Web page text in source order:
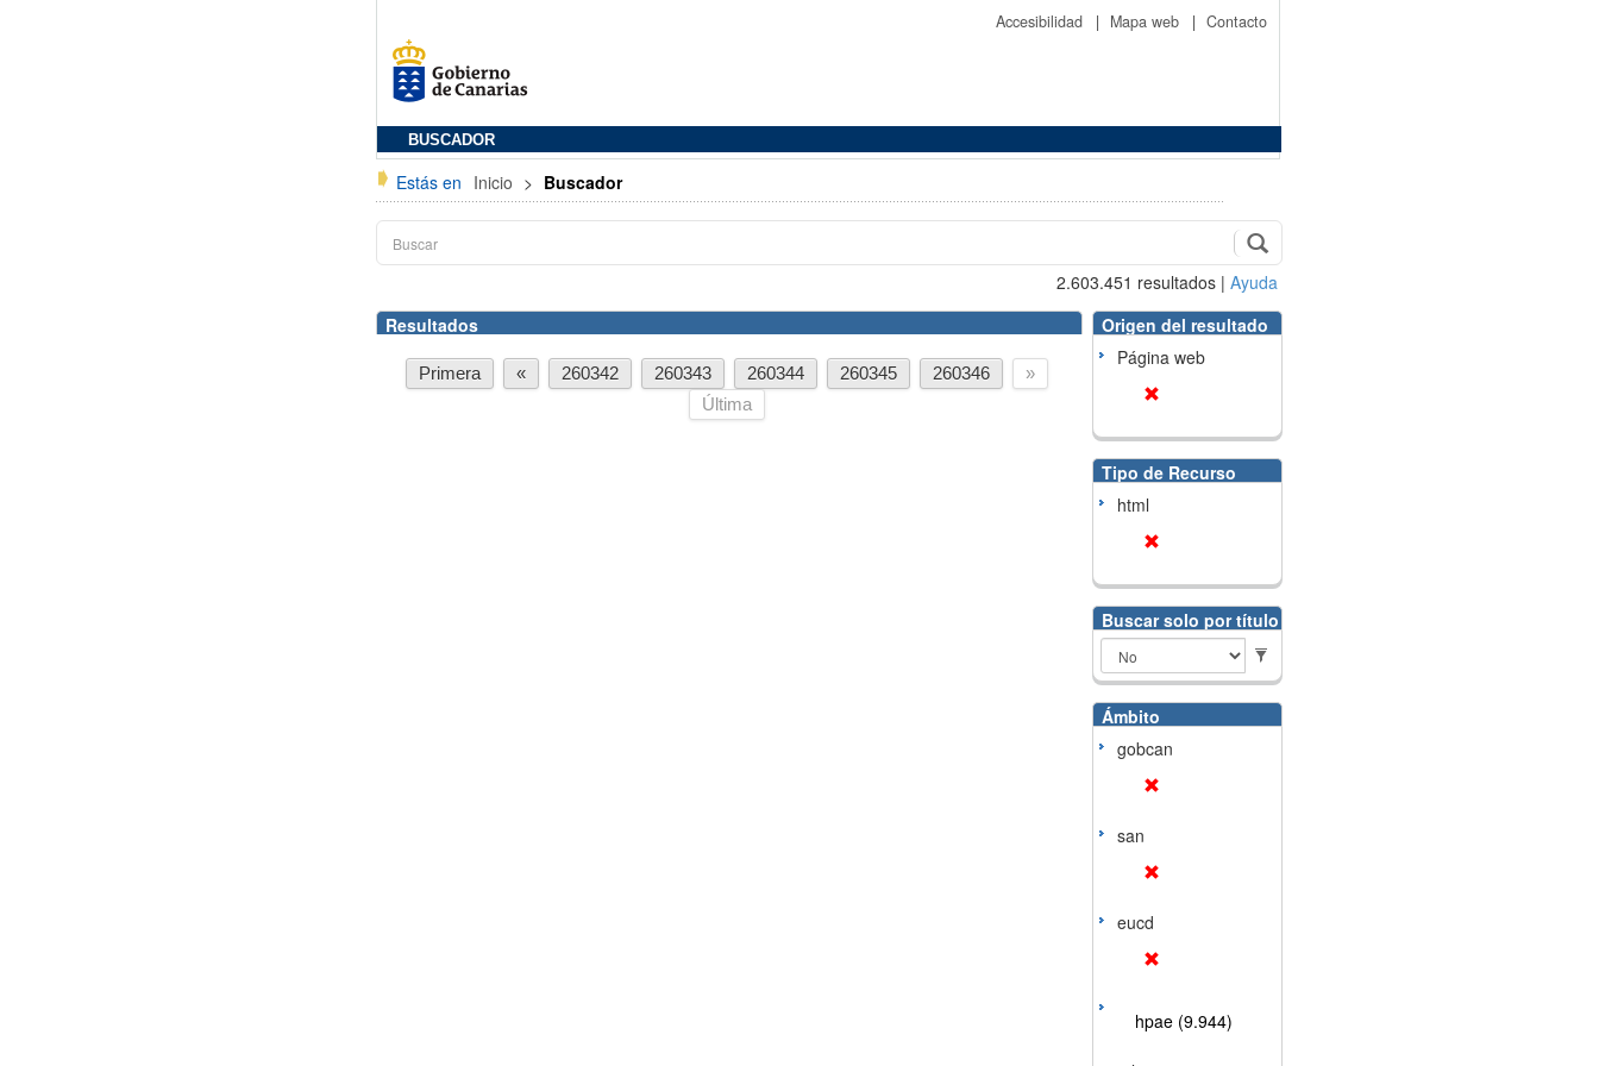
Accesibilidad | Mapa web | Contacto
BUSCADOR
Estás en Inicio > Buscador
2.603.451 resultados | Ayuda
Resultados
Primera « 260342 260343 260344 260345 260346
»
Última
Origen del resultado
Página web
Tipo de Recurso
html
Buscar solo por título
Ámbito
gobcan
san
eucd
hpae (9.944)